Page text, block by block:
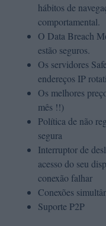
hábitos de
comportamental.
O Data Breach
estão seguros.
Os servidores
endereços IP
Os melhores
mês !!)
Política de não
segura
Interruptor de
acesso do seu
conexão falhar
Conexões
Suporte P2P